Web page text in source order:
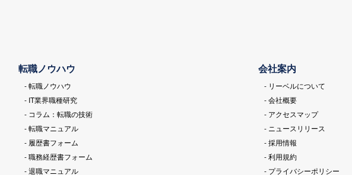
転職ノウハウ
- 転職ノウハウ
- IT業界職種研究
- コラム：転職の技術
- 転職マニュアル
- 履歴書フォーム
- 職務経歴書フォーム
- 退職マニュアル
会社案内
- リーベルについて
- 会社概要
- アクセスマップ
- ニュースリリース
- 採用情報
- 利用規約
- プライバシーポリシー